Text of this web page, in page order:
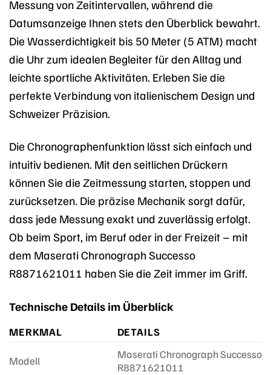
Messung von Zeitintervallen, während die
Datumsanzeige Ihnen stets den Überblick bewahrt.
Die Wasserdichtigkeit bis 50 Meter (5 ATM) macht
die Uhr zum idealen Begleiter für den Alltag und
leichte sportliche Aktivitäten. Erleben Sie die
perfekte Verbindung von italienischem Design und
Schweizer Präzision.
Die Chronographenfunktion lässt sich einfach und
intuitiv bedienen. Mit den seitlichen Drückern
können Sie die Zeitmessung starten, stoppen und
zurücksetzen. Die präzise Mechanik sorgt dafür,
dass jede Messung exakt und zuverlässig erfolgt.
Ob beim Sport, im Beruf oder in der Freizeit – mit
dem Maserati Chronograph Successo
R8871621011 haben Sie die Zeit immer im Griff.
Technische Details im Überblick
MERKMAL DETAILS
Modell
Maserati Chronograph Successo
R8871621011